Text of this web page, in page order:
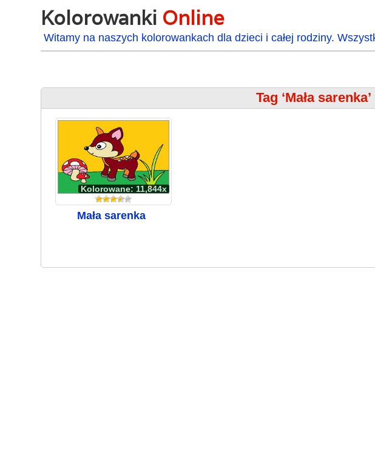
Kolorowanki Online
Witamy na naszych kolorowankach dla dzieci i całej rodziny.
Tag ‘Mała sarenka’
Kolorowane: 11,844x
Mała sarenka